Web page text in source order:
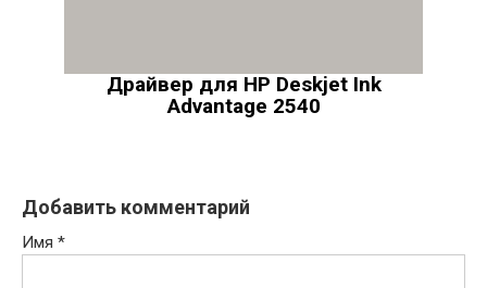
Драйвер для HP Deskjet Ink
Advantage 2540
Добавить комментарий
Имя *